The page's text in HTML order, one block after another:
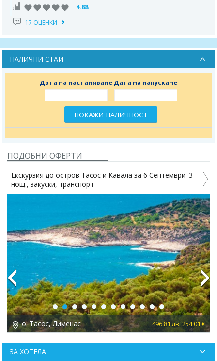
4.88
17 ОЦЕНКИ
НАЛИЧНИ СТАИ
Дата на настаняване Дата на напускане
ПОКАЖИ НАЛИЧНОСТ
ПОДОБНИ ОФЕРТИ
Екскурзия до остров Тасос и Кавала за 6 Септември: 3
нощ., закуски, транспорт
о. Тасос, Лименас 496.81 лв. 254.01 €
Previous Next
ЗА ХОТЕЛА